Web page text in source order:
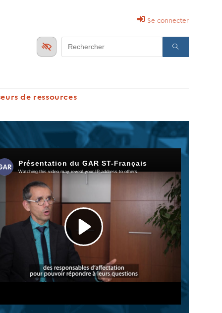
Se connecter
for:
de ressources